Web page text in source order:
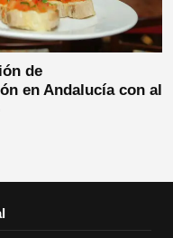
de
en Andalucía con al